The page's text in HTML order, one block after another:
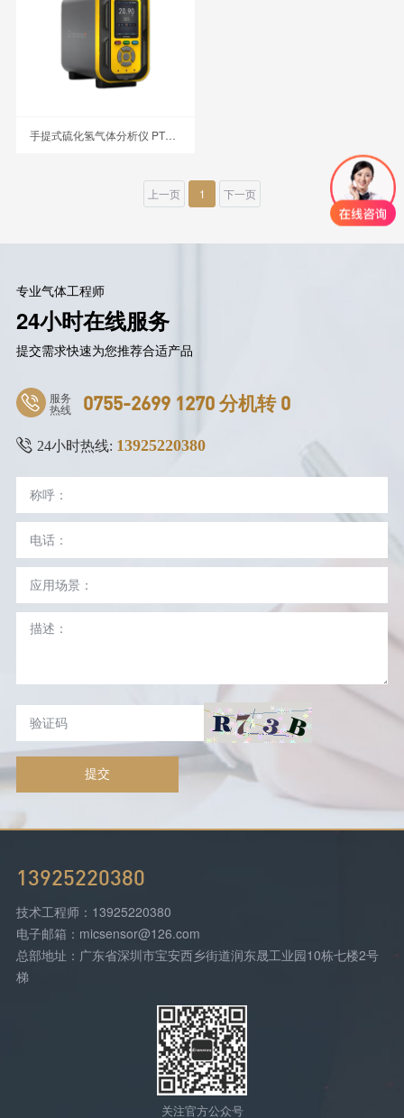
手提式硫化氢气体分析仪 PTM600-H2S
上一页 1 下一页
专业气体工程师
24小时在线服务
提交需求快速为您推荐合适产品
服务
热线 0755-2699 1270 分机转 0
24小时热线: 13925220380
提交
13925220380
技术工程师：13925220380
电子邮箱：micsensor@126.com
总部地址：广东省深圳市宝安西乡街道润东晟工业园10栋七楼2号
梯
关注官方公众号